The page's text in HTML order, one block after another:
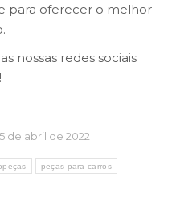
para oferecer o melhor
nossas redes sociais
!
de abril de 2022
peças para carros